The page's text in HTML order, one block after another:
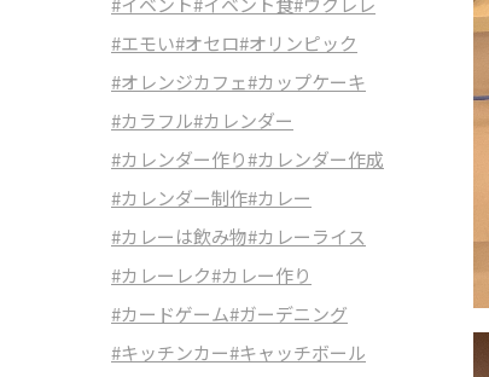
#エモい#オセロ#オリンピック
#オレンジカフェ#カップケーキ
#カラフル#カレンダー
#カレンダー作り#カレンダー作成
#カレンダー制作#カレー
#カレーは飲み物#カレーライス
#カレーレク#カレー作り
#カードゲーム#ガーデニング
#キッチンカー#キャッチボール